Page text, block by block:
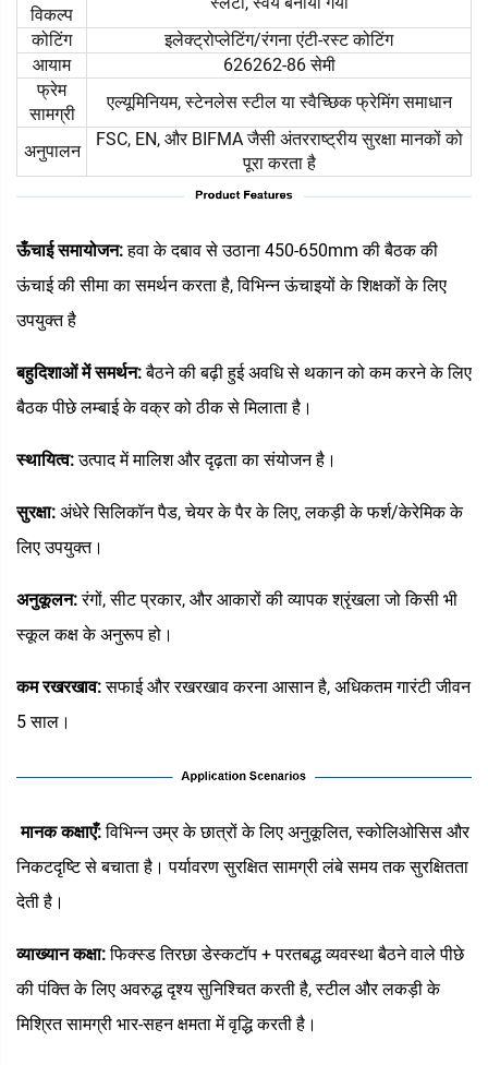
विकल्प
कोटिंग
इलेक्ट्रोप्लेटिंग/रंगना एंटी-रस्ट कोटिंग
आयाम
626262-86 सेमी
फ्रेम
सामग्री
एल्यूमिनियम, स्टेनलेस स्टील या स्वैच्छिक फ्रेमिंग समाधान
अनुपालन
FSC, EN, और BIFMA जैसी अंतरराष्ट्रीय सुरक्षा मानकों को
पूरा करता है
ऊँचाई समायोजन:हवा के दबाव से उठाना 450-650mm की बैठक की
ऊंचाई की सीमा का समर्थन करता है, विभिन्न ऊंचाइयों के शिक्षकों के लिए
उपयुक्त है
बहुदिशाओं में समर्थन:बैठने की बढ़ी हुई अवधि से थकान को कम करने के लिए
बैठक पीछे लम्बाई के वक्र को ठीक से मिलाता है।
स्थायित्व:उत्पाद में मालिश और दृढ़ता का संयोजन है।
सुरक्षा: अंधेरे सिलिकॉन पैड, चेयर के पैर के लिए, लकड़ी के फर्श/केरेमिक के
लिए उपयुक्त।
अनुकूलन:रंगों, सीट प्रकार, और आकारों की व्यापक श्रृंखला जो किसी भी
स्कूल कक्ष के अनुरूप हो।
कम रखरखाव:सफाई और रखरखाव करना आसान है, अधिकतम गारंटी जीवन
5 साल।
‌मानक कक्षाएँ‌:विभिन्न उम्र के छात्रों के लिए अनुकूलित, स्कोलिओसिस और
निकटदृष्टि से बचाता है। पर्यावरण सुरक्षित सामग्री लंबे समय तक सुरक्षितता
देती है।
व्याख्यान कक्षा:फिक्स्ड तिरछा डेस्कटॉप + परतबद्ध व्यवस्था बैठने वाले पीछे
की पंक्ति के लिए अवरुद्ध दृश्य सुनिश्चित करती है, स्टील और लकड़ी के
मिश्रित सामग्री भार-सहन क्षमता में वृद्धि करती है।